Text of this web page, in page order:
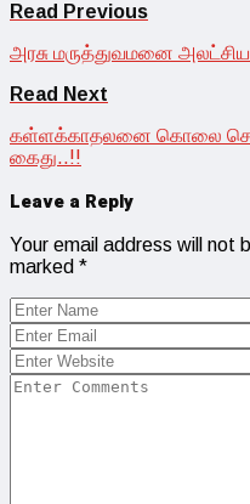
Read Previous
அரசு மருத்துவமனை
Read Next
கள்ளக்காதலனை கொலை
கைது..!!
Leave a Reply
Your email address will not
marked *